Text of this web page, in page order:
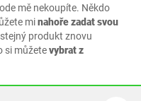
mě nekoupíte. Někdo
minahoře zadat svou
produkt znovu
si můžetevybrat z